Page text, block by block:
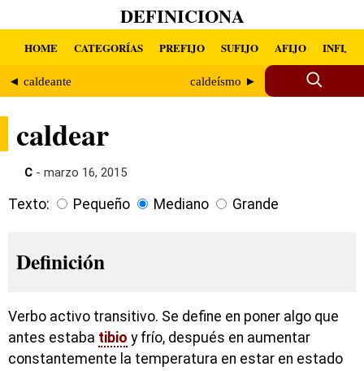
DEFINICIONA
HOME CATEGORÍAS PREFIJO SUFIJO AFIJO INFIJO
◄ caldeante caldeísmo ►
caldear
C - marzo 16, 2015
Texto: Pequeño Mediano Grande
Definición
Verbo activo transitivo. Se define en poner algo que
antes estaba tibio y frío, después en aumentar
constantemente la temperatura en estar en estado